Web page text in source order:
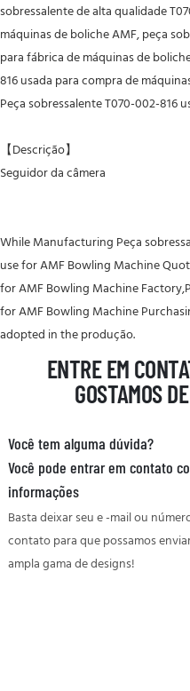
sobressalente de alta qualidade
máquinas de boliche AMF, peça
para fábrica de máquinas de
816 usada para compra de
Peça sobressalente T070-002-816
【Descrição】
Seguidor da câmera
While Manufacturing Peça
use for AMF Bowling Machine
for AMF Bowling Machine
for AMF Bowling Machine
adopted in the produção.
ENTRE EM
GOSTAMOS
Você tem alguma dúvida?
Você pode entrar em contato
informações
Basta deixar seu e -mail ou
contato para que possamos
ampla gama de designs!